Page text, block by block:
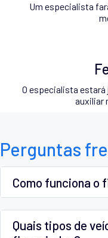
Um especialista
O especialista
auxiliar
Perguntas
Como funciona o
Quais tipos de